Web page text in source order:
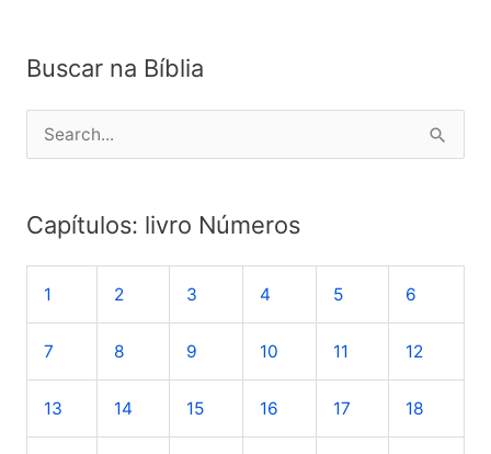
Buscar na Bíblia
e
q
u
s
p
Capítulos: livro Números
1 2 3 4 5 6
7 8 9 10 11 12
13 14 15 16 17 18